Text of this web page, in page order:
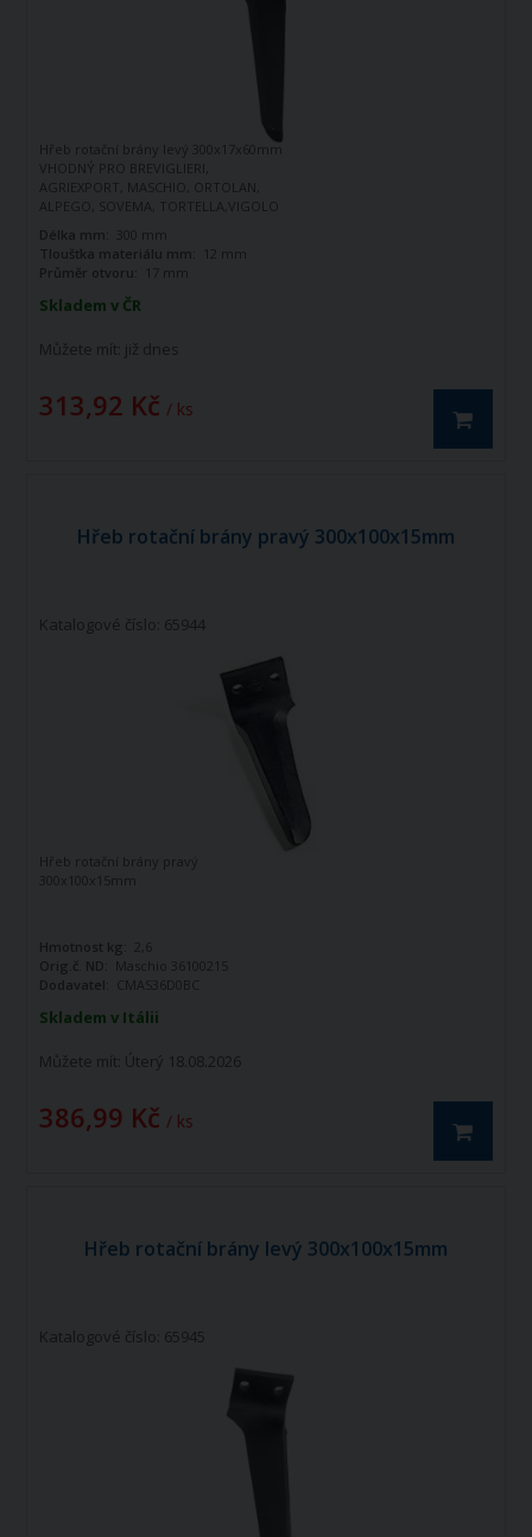
Skladem v ČR
Můžete mít: již dnes
313,92 Kč / ks
Hřeb rotační brány levý 300x17x60mm
VHODNÝ PRO BREVIGLIERI,
AGRIEXPORT, MASCHIO, ORTOLAN,
ALPEGO, SOVEMA, TORTELLA,VIGOLO
Délka mm:
300 mm
Tloušťka materiálu mm:
12 mm
Průměr otvoru:
17 mm
Hřeb rotační brány pravý 300x100x15mm
Katalogové číslo: 65944
Skladem v Itálii
Můžete mít: Úterý 18.08.2026
386,99 Kč / ks
Hřeb rotační brány pravý
300x100x15mm
Hmotnost kg:
2,6
Orig.č. ND: Maschio 36100215
Dodavatel:
CMAS36D0BC
Hřeb rotační brány levý 300x100x15mm
Katalogové číslo: 65945